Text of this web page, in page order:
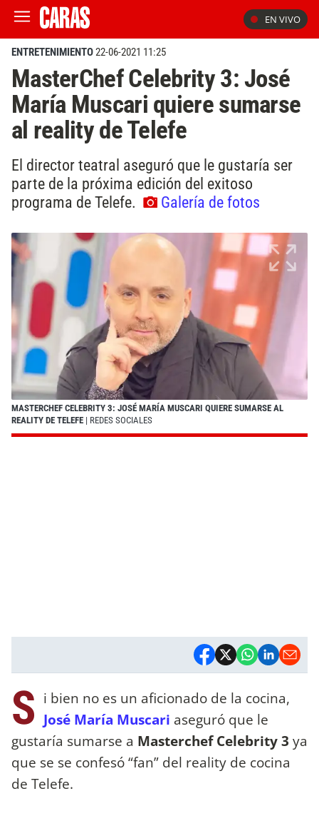
EN VIVO
ENTRETENIMIENTO22-06-2021 11:25
MasterChef Celebrity 3: José
María Muscari quiere sumarse
al reality de Telefe
El director teatral aseguró que le gustaría ser
parte de la próxima edición del exitoso
programa de Telefe.
Galería de fotos
MASTERCHEF CELEBRITY 3: JOSÉ MARÍA MUSCARI QUIERE SUMARSE AL
REALITY DE TELEFE | REDES SOCIALES
S i bien no es un aficionado de la cocina,
José María Muscari aseguró que le
gustaría sumarse a Masterchef Celebrity 3 ya
que se se confesó “fan” del reality de cocina
de Telefe.